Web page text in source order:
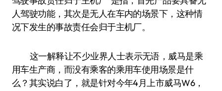
人驾驶功能，其次是无人在车内的场景下，这种情
况下发生的事故责任会归于主机厂。
这一解释让不少业界人士表示无语，威马是乘
用车生产商，而没有乘客的乘用车使用场景是什
么？其实说白了，就是针对今年4月上市威马W6，